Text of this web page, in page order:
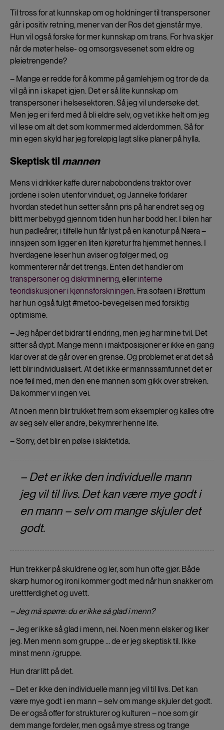
Til tross for at kunnskap om og holdninger til transpersoner
går i positiv retning, mener van der Ros det gjenstår mye.
Hun vil også forske for mer kunnskap om trans. For hva skjer
når de møter helse- og omsorgsvesenet som eldre og
pleietrengende?
– Mange er redde for å komme på gamlehjem og tror de da
vil gå inn i skapet igjen. Det er så lite kunnskap om
transpersoner i helsesektoren. Så jeg vil undersøke det.
Men jeg er i ferd med å bli eldre selv, og vet ikke helt om jeg
vil lese om alt det som kommer med alderdommen. Så for
min egen skyld har jeg foreløpig lagt slike planer på hylla.
Skeptisk til mannen
Mens vi drikker kaffe durer nabobondens traktor over
jordene i solen utenfor vinduet, og Janneke forklarer
hvordan stedet hun setter sånn pris på har endret seg og
blitt mer bebygd gjennom tiden hun har bodd her. I bilen har
hun padleårer, i tilfelle hun får lyst på en kanotur på Næra –
innsjøen som ligger en liten kjøretur fra hjemmet hennes. I
hverdagene leser hun aviser og følger med, og
kommenterer når det trengs. Enten det handler om
transpersoner og diskriminering, ellerinterne
teoridiskusjoner i kjønnsforskningen. Fra sofaen i Brøttum
har hun også fulgt #metoo-bevegelsen med forsiktig
optimisme.
– Jeg håper det bidrar til endring, men jeg har mine tvil. Det
sitter så dypt. Mange menn i maktposisjoner er ikke en gang
klar over at de går over en grense. Og problemet er at det så
lett blir individualisert. At det ikke er mannssamfunnet det er
noe feil med, men den ene mannen som gikk over streken.
Da kommer vi ingen vei.
At noen menn blir trukket frem som eksempler og kalles ofre
av seg selv eller andre, bekymrer henne lite.
– Sorry, det blir en pølse i slaktetida.
– Det er ikke den individuelle mann
jeg vil til livs. Det kan være mye godt i
en mann – selv om mange skjuler det
godt.
Hun trekker på skuldrene og ler, som hun ofte gjør. Både
skarp humor og ironi kommer godt med når hun snakker om
urettferdighet og uvett.
– Jeg må spørre: du er ikke så glad i menn?
– Jeg er ikke så glad i menn, nei. Noen menn elsker og liker
jeg. Men menn som gruppe … de er jeg skeptisk til. Ikke
minst menn igruppe.
Hun drar litt på det.
– Det er ikke den individuelle mann jeg vil til livs. Det kan
være mye godt i en mann – selv om mange skjuler det godt.
De er også offer for strukturer og kulturen – noe som gir
dem mange fordeler, men også mye stress og trange